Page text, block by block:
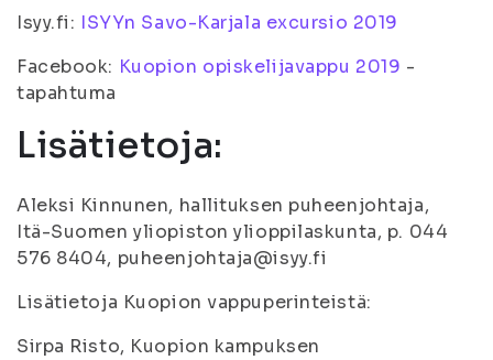
Isyy.fi: ISYYn Savo-Karjala excursio 2019
Facebook: Kuopion opiskelijavappu 2019 -
tapahtuma
Lisätietoja:
Aleksi Kinnunen, hallituksen puheenjohtaja,
Itä-Suomen yliopiston ylioppilaskunta, p. 044
576 8404, puheenjohtaja@isyy.fi
Lisätietoja Kuopion vappuperinteistä:
Sirpa Risto, Kuopion kampuksen